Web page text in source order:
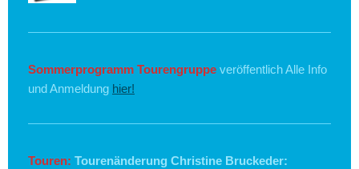
Sommerprogramm Tourengruppe veröffentlich Alle Info
und Anmeldung hier!
Touren: Tourenänderung Christine Bruckeder: